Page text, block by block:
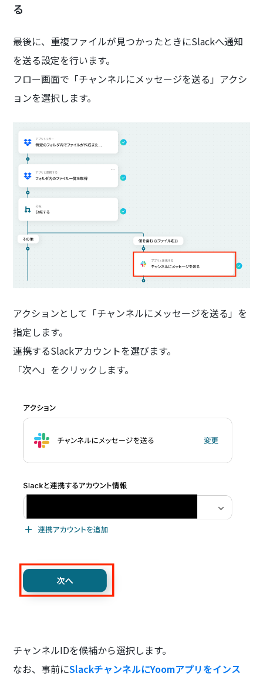
る
最後に、重複ファイルが見つかったときにSlackへ通知
を送る設定を行います。
フロー画面で「チャンネルにメッセージを送る」アクシ
ョンを選択します。
アクションとして「チャンネルにメッセージを送る」を
指定します。
連携するSlackアカウントを選びます。
「次へ」をクリックします。
チャンネルIDを候補から選択します。
なお、事前にSlackチャンネルにYoomアプリをインス